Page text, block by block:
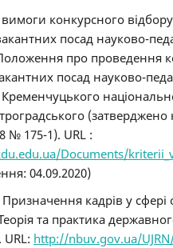
вимоги конкурсного
посад науково-
про проведення
посад науково-
№ 175-1). URL :
Documents/
04.09.2020)
кадрів у сфері
та практика
URL: http://nbuv.gov.ua/UJRN/